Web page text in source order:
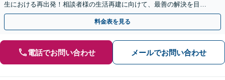
生における再出発！相談者様の生活再建に向けて、最善の解決を目指
します【初回面談無料】お気軽にご相談ください。
料金表を見る
電話でお問い合わせ メールでお問い合わせ